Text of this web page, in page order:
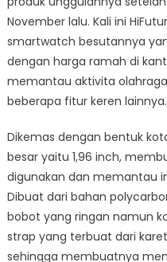
November lalu. Kali ini
smartwatch besutannya
dengan harga ramah di
memantau aktivita
beberapa fitur keren lainnya.
Dikemas dengan bentuk
besar yaitu 1,96 inch,
digunakan dan memantau
Dibuat dari bahan
bobot yang ringan namun
strap yang terbuat dari
sehingga membuatnya